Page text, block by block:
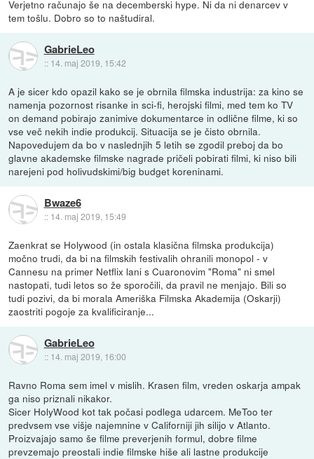
Verjetno računajo še na decemberski hype. Ni da ni denarcev v
tem tošlu. Dobro so to naštudiral.
GabrieLeo
:: 14. maj 2019, 15:42
A je sicer kdo opazil kako se je obrnila filmska industrija: za kino se
namenja pozornost risanke in sci-fi, herojski filmi, med tem ko TV
on demand pobirajo zanimive dokumentarce in odlične filme, ki so
vse več nekih indie produkcij. Situacija se je čisto obrnila.
Napovedujem da bo v naslednjih 5 letih se zgodil preboj da bo
glavne akademske filmske nagrade pričeli pobirati filmi, ki niso bili
narejeni pod holivudskimi/big budget koreninami.
Bwaze6
:: 14. maj 2019, 15:49
Zaenkrat se Holywood (in ostala klasična filmska produkcija)
močno trudi, da bi na filmskih festivalih ohranili monopol - v
Cannesu na primer Netflix lani s Cuaronovim "Roma" ni smel
nastopati, tudi letos so že sporočili, da pravil ne menjajo. Bili so
tudi pozivi, da bi morala Ameriška Filmska Akademija (Oskarji)
zaostriti pogoje za kvalificiranje...
GabrieLeo
:: 14. maj 2019, 16:00
Ravno Roma sem imel v mislih. Krasen film, vreden oskarja ampak
ga niso priznali nikakor.
Sicer HolyWood kot tak počasi podlega udarcem. MeToo ter
predvsem vse višje najemnine v Californiji jih silijo v Atlanto.
Proizvajajo samo še filme preverjenih formul, dobre filme
prevzemajo preostali indie filmske hiše ali lastne produkcije